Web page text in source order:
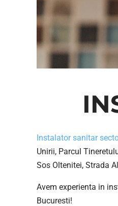
Instalator sanitar
Unirii, Parcul
Sos Oltenitei, Strada
Avem experienta in
Bucuresti!